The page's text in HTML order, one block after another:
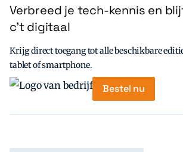
Verbreed je tech-kennis en
c’t digitaal
Krijg direct toegang tot alle beschikbare
tablet of smartphone.
Bestel nu